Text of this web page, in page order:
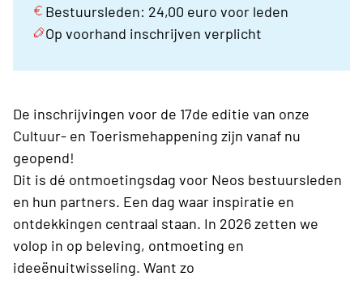
Bestuursleden: 24,00 euro voor leden
Op voorhand inschrijven verplicht
De inschrijvingen voor de 17de editie van onze
Cultuur- en Toerismehappening zijn vanaf nu
geopend!
Dit is dé ontmoetingsdag voor Neos bestuursleden
en hun partners. Een dag waar inspiratie en
ontdekkingen centraal staan. In 2026 zetten we
volop in op beleving, ontmoeting en
ideeënuitwisseling. Want zo